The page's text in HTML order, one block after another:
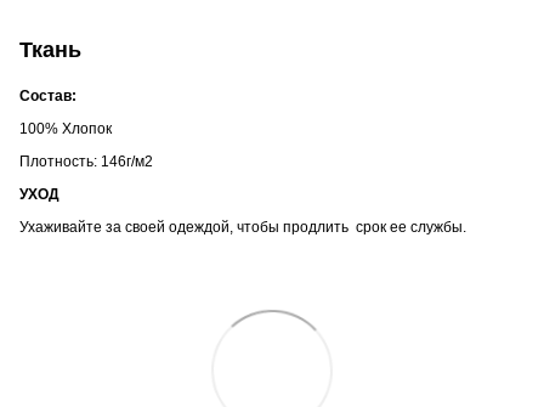
Ткань
Состав:
100% Хлопок
Плотность: 146г/м2
УХОД
Ухаживайте за своей одеждой, чтобы продлить срок ее службы.